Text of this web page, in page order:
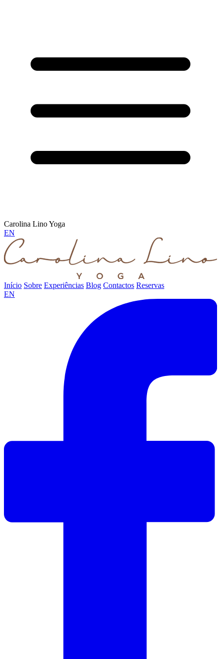
Carolina Lino Yoga
EN
Início Sobre Experiências Blog Contactos Reservas
EN